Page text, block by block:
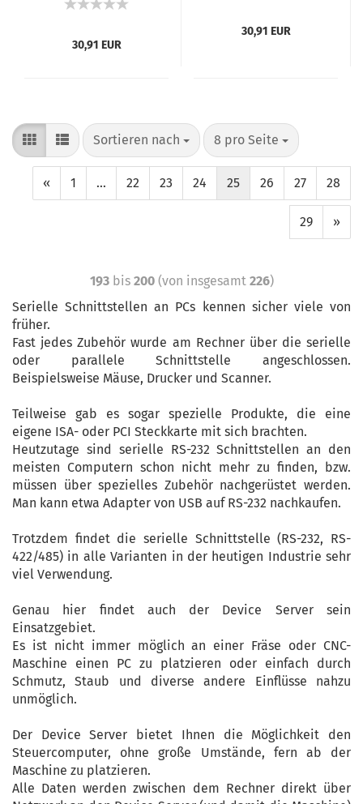
w/USJP Plug
30,91 EUR
30,91 EUR
Sortieren nach 8 pro Seite
« 1 ... 22 23 24 25 26 27 28
29 »
193bis 200(von insgesamt 226)
Serielle Schnittstellen an PCs kennen sicher viele von
früher.
Fast jedes Zubehör wurde am Rechner über die serielle
oder parallele Schnittstelle angeschlossen.
Beispielsweise Mäuse, Drucker und Scanner.
Teilweise gab es sogar spezielle Produkte, die eine
eigene ISA- oder PCI Steckkarte mit sich brachten.
Heutzutage sind serielle RS-232 Schnittstellen an den
meisten Computern schon nicht mehr zu finden, bzw.
müssen über spezielles Zubehör nachgerüstet werden.
Man kann etwa Adapter von USB auf RS-232 nachkaufen.
Trotzdem findet die serielle Schnittstelle (RS-232, RS-
422/485) in alle Varianten in der heutigen Industrie sehr
viel Verwendung.
Genau hier findet auch der Device Server sein
Einsatzgebiet.
Es ist nicht immer möglich an einer Fräse oder CNC-
Maschine einen PC zu platzieren oder einfach durch
Schmutz, Staub und diverse andere Einflüsse nahzu
unmöglich.
Der Device Server bietet Ihnen die Möglichkeit den
Steuercomputer, ohne große Umstände, fern ab der
Maschine zu platzieren.
Alle Daten werden zwischen dem Rechner direkt über